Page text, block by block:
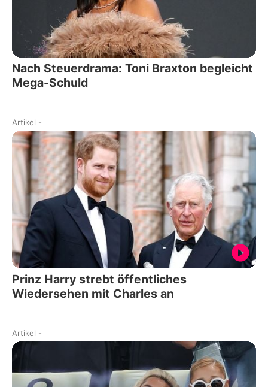
Nach Steuerdrama: Toni Braxton begleicht
Mega-Schuld
Artikel -
Prinz Harry strebt öffentliches
Wiedersehen mit Charles an
Artikel -